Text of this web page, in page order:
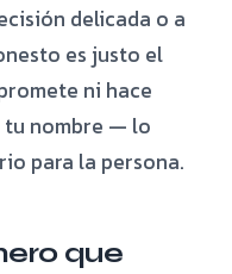
delicada o a
es justo el
ni hace
tu nombre — lo
para la persona.
que